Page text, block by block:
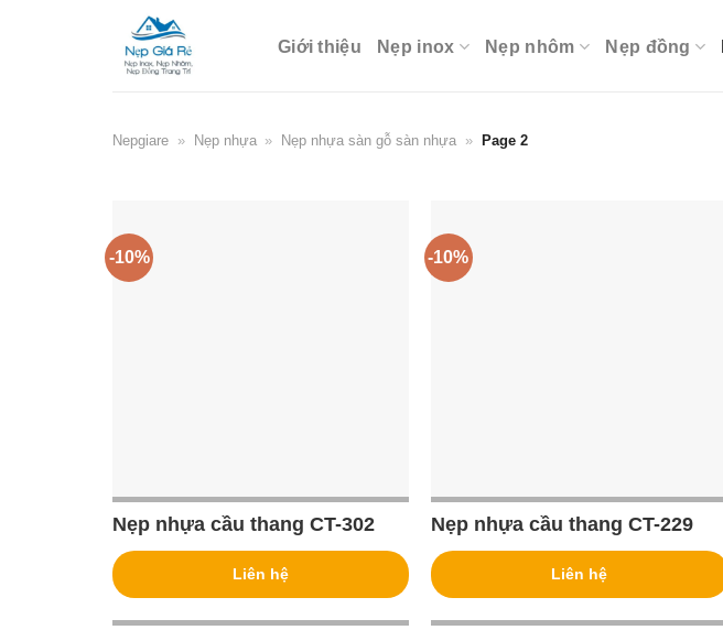
Giới thiệu Nẹp inox Nẹp nhôm Nẹp đồng
Nepgiare » Nẹp nhựa » Nẹp nhựa sàn gỗ sàn nhựa » Page 2
-10%
Nẹp nhựa cầu thang CT-302
Liên hệ
-10%
Nẹp nhựa cầu thang CT-229
Liên hệ